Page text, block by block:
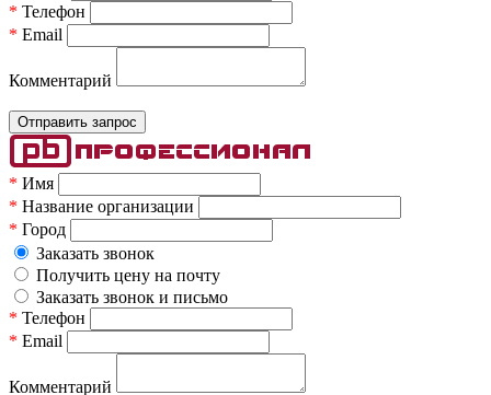
* Телефон
* Email
Комментарий
* Имя
* Название организации
* Город
Заказать звонок
Получить цену на почту
Заказать звонок и письмо
* Телефон
* Email
Комментарий